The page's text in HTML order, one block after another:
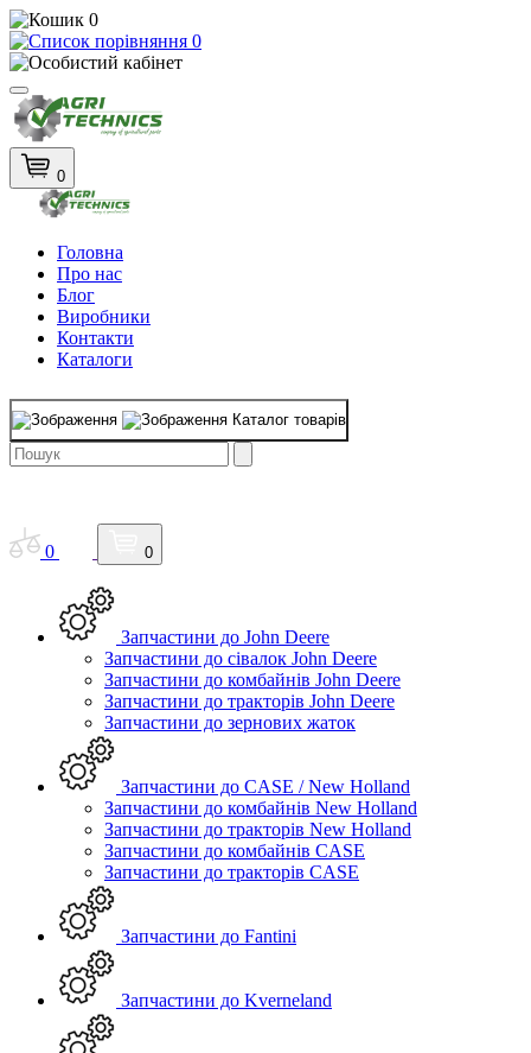
0
0
0
Головна
Про нас
Блог
Виробники
Контакти
Каталоги
Каталог товарів
0 0
Запчастини до John Deere
Запчастини до сівалок John Deere
Запчастини до комбайнів John Deere
Запчастини до тракторів John Deere
Запчастини до зернових жаток
Запчастини до CASE / New Holland
Запчастини до комбайнів New Holland
Запчастини до тракторів New Holland
Запчастини до комбайнів CASE
Запчастини до тракторів CASE
Запчастини до Fantini
Запчастини до Kverneland